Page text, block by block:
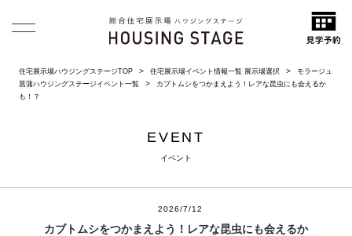
住宅展示場ハウジングステージTOP 住宅展示場イベント情報一覧 展示場選択
モラージュ
菖蒲ハウジングステージイベント一覧
カブトムシをつかまえよう！レアな昆虫にも会えるか
も！？
EVENT
イベント
2026/7/12
カブトムシをつかまえよう！レアな昆虫にも会えるか